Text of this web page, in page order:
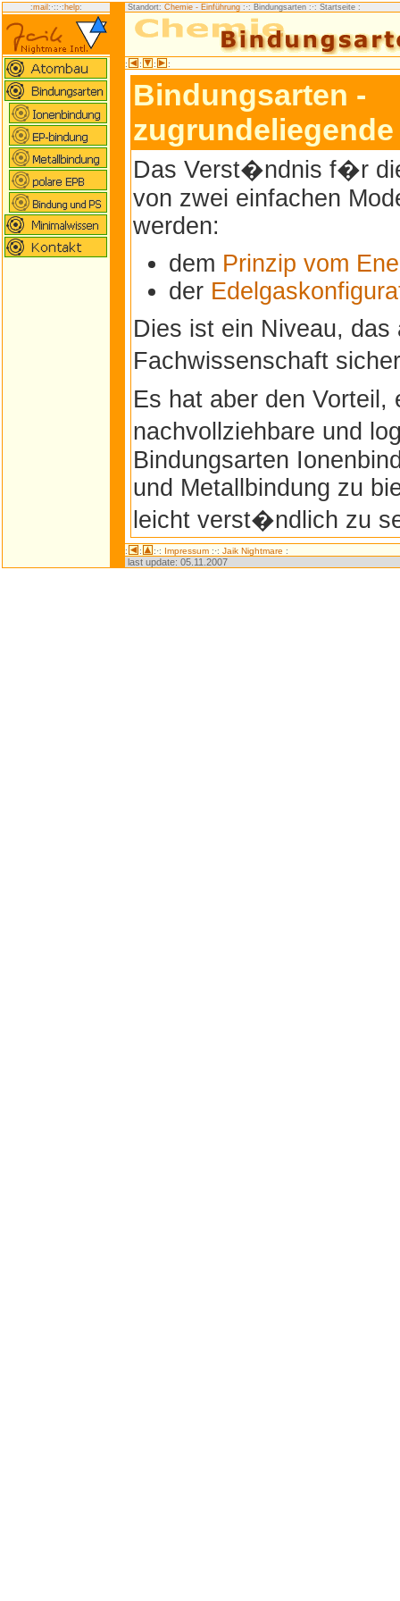
:mail :·::·: help: Standort: Chemie - Einführung :·: Bindungsarten :·: Startseite :
: : : :
Bindungsarten -
Das Verst�ndnis f�r
von zwei einfachen
werden:
dem Prinzip vom
der
Dies ist ein Niveau,
Fachwissenschaft
Es hat aber den Vorteil,
nachvollziehbare und
Bindungsarten
und Metallbindung zu
leicht verst�ndlich zu
: : :·: Impressum :·: Jaik Nightmare :
last update: 05.11.2007